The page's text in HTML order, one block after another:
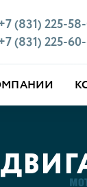
(831) 225-
(831) 225-